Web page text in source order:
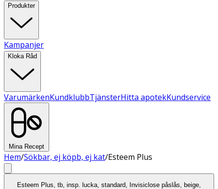
Produkter
Kampanjer
Kloka Råd
VarumärkenKundklubbTjänsterHitta apotekKundservice
Mina Recept
Hem/Sökbar, ej köpb, ej kat/Esteem Plus
Esteem Plus, tb, insp. lucka, standard, Invisiclose påslås, beige,